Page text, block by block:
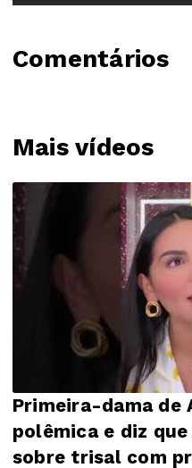
Mais vídeos
Primeira-dama de
polêmica e diz
sobre trisal com
Comentários